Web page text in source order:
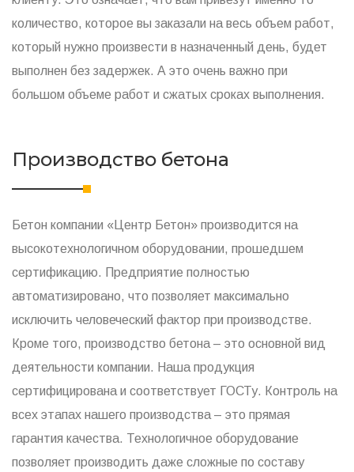
количество, которое вы заказали на весь объем работ,
который нужно произвести в назначенный день, будет
выполнен без задержек. А это очень важно при
большом объеме работ и сжатых сроках выполнения.
Производство бетона
Бетон компании «Центр Бетон» производится на
высокотехнологичном оборудовании, прошедшем
сертификацию. Предприятие полностью
автоматизировано, что позволяет максимально
исключить человеческий фактор при производстве.
Кроме того, производство бетона – это основной вид
деятельности компании. Наша продукция
сертифицирована и соответствует ГОСТу. Контроль на
всех этапах нашего производства – это прямая
гарантия качества. Технологичное оборудование
позволяет производить даже сложные по составу